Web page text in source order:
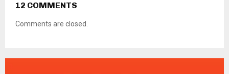
12 COMMENTS
Comments are closed.